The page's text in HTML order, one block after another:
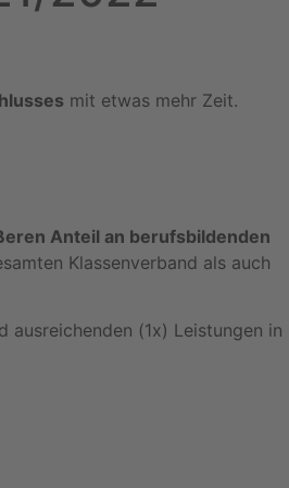
mit etwas mehr Zeit.
Anteil an berufsbildenden
Klassenverband als auch
(1x) Leistungen in